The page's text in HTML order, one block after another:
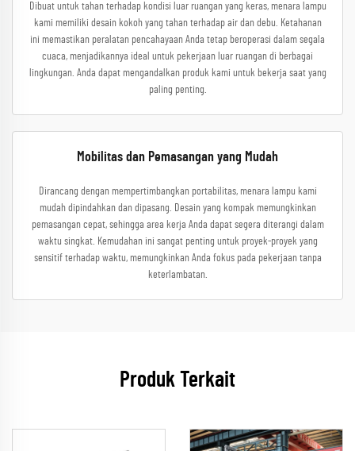
Dibuat untuk tahan terhadap kondisi luar ruangan yang keras, menara lampu
kami memiliki desain kokoh yang tahan terhadap air dan debu. Ketahanan
ini memastikan peralatan pencahayaan Anda tetap beroperasi dalam segala
cuaca, menjadikannya ideal untuk pekerjaan luar ruangan di berbagai
lingkungan. Anda dapat mengandalkan produk kami untuk bekerja saat yang
paling penting.
Mobilitas dan Pemasangan yang Mudah
Dirancang dengan mempertimbangkan portabilitas, menara lampu kami
mudah dipindahkan dan dipasang. Desain yang kompak memungkinkan
pemasangan cepat, sehingga area kerja Anda dapat segera diterangi dalam
waktu singkat. Kemudahan ini sangat penting untuk proyek-proyek yang
sensitif terhadap waktu, memungkinkan Anda fokus pada pekerjaan tanpa
keterlambatan.
Produk Terkait